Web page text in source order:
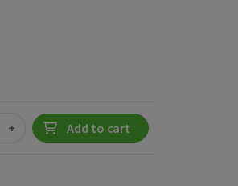
+ Add to cart